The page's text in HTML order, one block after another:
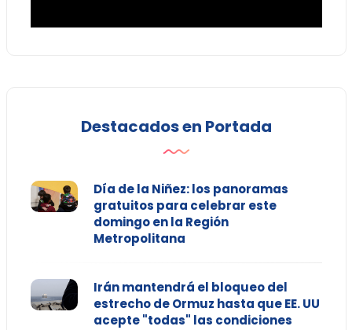
Destacados en Portada
Día de la Niñez: los panoramas
gratuitos para celebrar este
domingo en la Región
Metropolitana
Irán mantendrá el bloqueo del
estrecho de Ormuz hasta que EE. UU
acepte "todas" las condiciones